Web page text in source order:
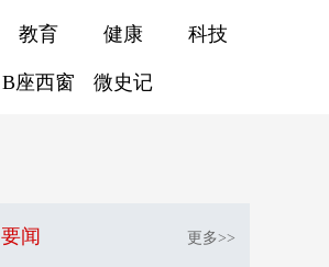
教育 健康 科技
B座西窗 微史记
要闻 更多>>